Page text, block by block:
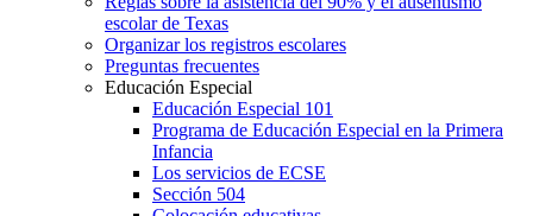
escolar de Texas
Organizar los registros escolares
Preguntas frecuentes
Educación Especial
Educación Especial 101
Programa de Educación Especial en la Primera
Infancia
Los servicios de ECSE
Sección 504